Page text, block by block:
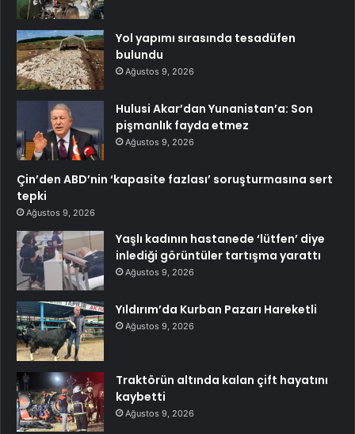
Yol yapımı sırasında tesadüfen
bulundu
Ağustos 9, 2026
Hulusi Akar’dan Yunanistan’a: Son
pişmanlık fayda etmez
Ağustos 9, 2026
Çin’den ABD’nin ‘kapasite fazlası’ soruşturmasına sert
tepki
Ağustos 9, 2026
Yaşlı kadının hastanede ‘lütfen’ diye
inlediği görüntüler tartışma yarattı
Ağustos 9, 2026
Yıldırım’da Kurban Pazarı Hareketli
Ağustos 9, 2026
Traktörün altında kalan çift hayatını
kaybetti
Ağustos 9, 2026